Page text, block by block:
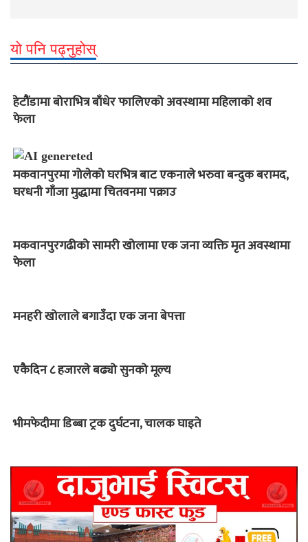
यो पनि पढ्नुहोस्
हेटौंडामा बोराभित्र बाँधेर फालिएको अवस्थामा महिलाको शव
फेला
मकवानपुरमा गोलेको घरभित्र बाट एकनाले भरुवा बन्दुक बरामद,
घरधनी गाँजा मुद्धामा चितवनमा पक्राउ
मकवानपुरगढीको सामरी खोलामा एक जना व्यक्ति मृत अवस्थामा
फेला
मनहरी खोलाले बगाउँदा एक जना बेपत्ता
एकैदिन ८ हजारले बढ्यो सुनको मूल्य
भीमफेदीमा डिब्बा ट्रक दुर्घटना, चालक घाइते